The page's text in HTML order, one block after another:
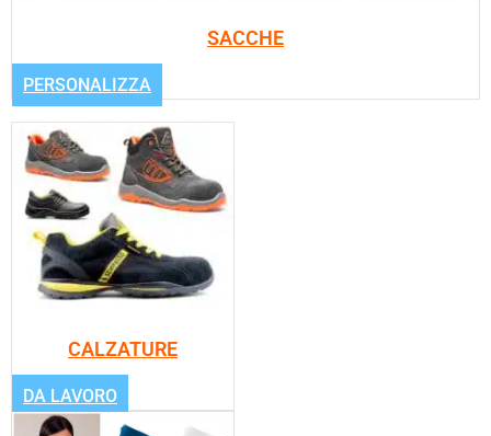
SACCHE
PERSONALIZZA
CALZATURE
DA LAVORO